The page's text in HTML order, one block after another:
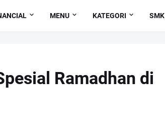
MENU KATEGORI SMK
Ramadhan di